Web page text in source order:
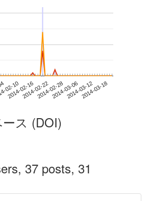
02-10
2014-02-162014-02-222014-02-282014-03-062014-03-122014-03-18
ス (DOI)
37 posts, 31